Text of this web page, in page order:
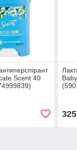
Scent 40
325